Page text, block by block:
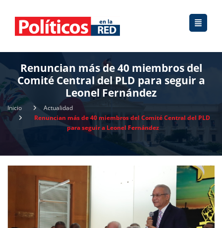
Renuncian más de 40 miembros del
Comité Central del PLD para seguir a
Leonel Fernández
Inicio
Actualidad
Renuncian más de 40 miembros del Comité Central del PLD
para seguir a Leonel Fernández